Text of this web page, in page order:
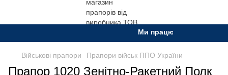
Ми працюємо. Все буде
Військові прапори Прапори військ ППО України
Прапор 1020 Зенітно-Ракетний Полк